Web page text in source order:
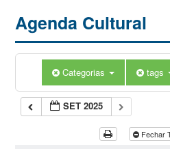
Agenda Cultural
Categorias tags
SET 2025
Fechar